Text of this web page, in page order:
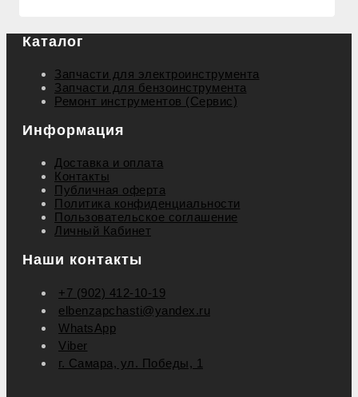
Каталог
Запчасти для электроинструмента
Запчасти для бензоинструмента
Ремонт инструментов (Сервис)
Информация
Доставка и оплата
Контакты
Публичная оферта
Политика конфиденциальности
Пользовательское соглашение
Личный Кабинет
Наши контакты
+7 (902) 412-10-19
elbenzapchasti@yandex.ru
WhatsApp
Viber
г. Самара, ул. Победы, 1